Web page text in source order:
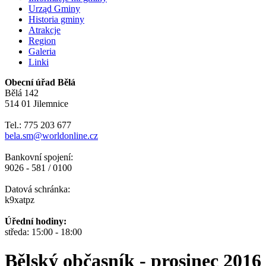
Urząd Gminy
Historia gminy
Atrakcje
Region
Galeria
Linki
Obecní úřad Bělá
Bělá 142
514 01 Jilemnice
Tel.: 775 203 677
bela.sm@worldonline.cz
Bankovní spojení:
9026 - 581 / 0100
Datová schránka:
k9xatpz
Úřední hodiny:
středa: 15:00 - 18:00
Bělský občasník - prosinec 2016